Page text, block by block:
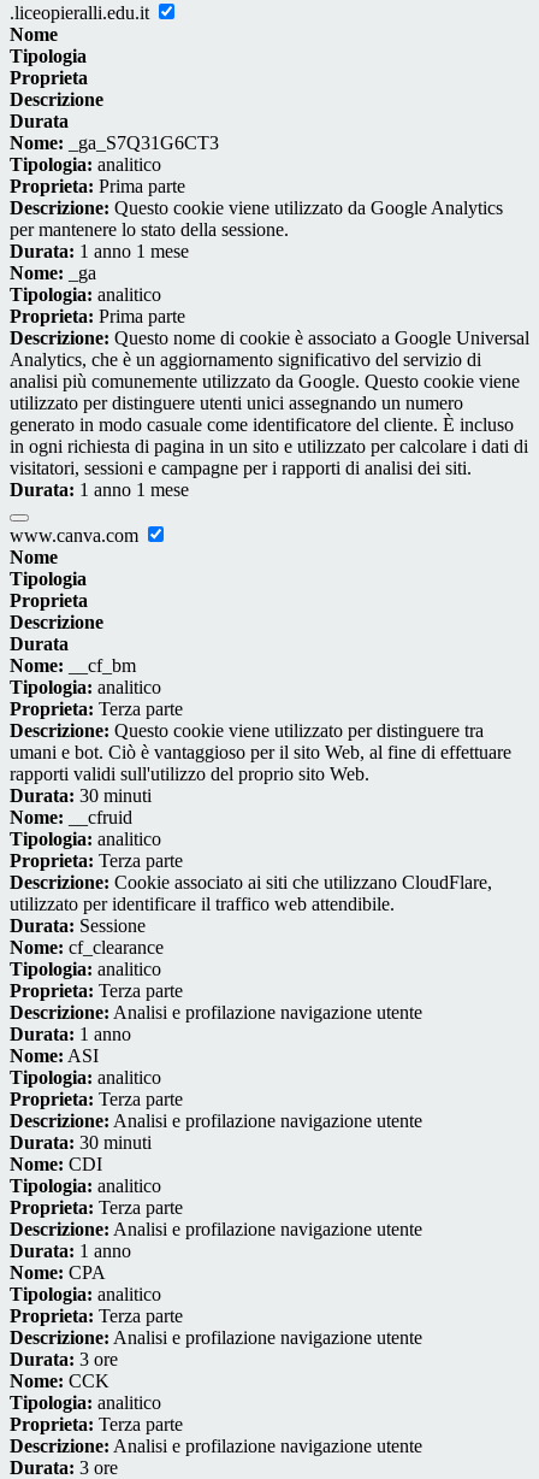
.liceopieralli.edu.it
Nome
Tipologia
Proprieta
Descrizione
Durata
Nome: _ga_S7Q31G6CT3
Tipologia: analitico
Proprieta: Prima parte
Descrizione: Questo cookie viene utilizzato da Google Analytics
per mantenere lo stato della sessione.
Durata: 1 anno 1 mese
Nome: _ga
Tipologia: analitico
Proprieta: Prima parte
Descrizione: Questo nome di cookie è associato a Google Universal
Analytics, che è un aggiornamento significativo del servizio di
analisi più comunemente utilizzato da Google. Questo cookie viene
utilizzato per distinguere utenti unici assegnando un numero
generato in modo casuale come identificatore del cliente. È incluso
in ogni richiesta di pagina in un sito e utilizzato per calcolare i dati di
visitatori, sessioni e campagne per i rapporti di analisi dei siti.
Durata: 1 anno 1 mese
www.canva.com
Nome
Tipologia
Proprieta
Descrizione
Durata
Nome: __cf_bm
Tipologia: analitico
Proprieta: Terza parte
Descrizione: Questo cookie viene utilizzato per distinguere tra
umani e bot. Ciò è vantaggioso per il sito Web, al fine di effettuare
rapporti validi sull'utilizzo del proprio sito Web.
Durata: 30 minuti
Nome: __cfruid
Tipologia: analitico
Proprieta: Terza parte
Descrizione: Cookie associato ai siti che utilizzano CloudFlare,
utilizzato per identificare il traffico web attendibile.
Durata: Sessione
Nome: cf_clearance
Tipologia: analitico
Proprieta: Terza parte
Descrizione: Analisi e profilazione navigazione utente
Durata: 1 anno
Nome: ASI
Tipologia: analitico
Proprieta: Terza parte
Descrizione: Analisi e profilazione navigazione utente
Durata: 30 minuti
Nome: CDI
Tipologia: analitico
Proprieta: Terza parte
Descrizione: Analisi e profilazione navigazione utente
Durata: 1 anno
Nome: CPA
Tipologia: analitico
Proprieta: Terza parte
Descrizione: Analisi e profilazione navigazione utente
Durata: 3 ore
Nome: CCK
Tipologia: analitico
Proprieta: Terza parte
Descrizione: Analisi e profilazione navigazione utente
Durata: 3 ore